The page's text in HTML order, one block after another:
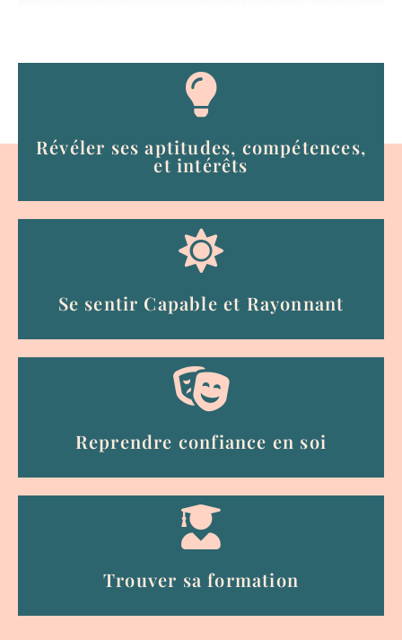
Révéler ses aptitudes, compétences,
et intérêts
Se sentir Capable et Rayonnant
Reprendre confiance en soi
Trouver sa formation